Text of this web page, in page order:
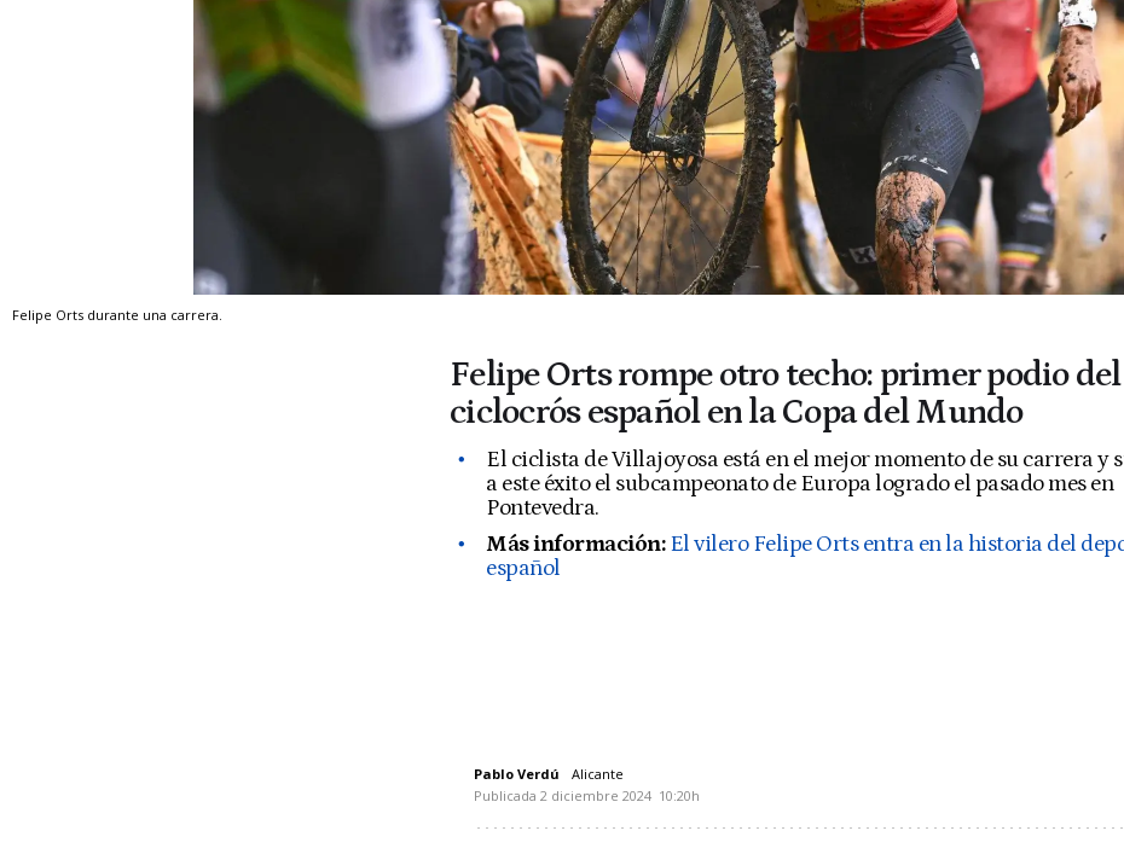
Felipe Orts durante una carrera.
Felipe Orts rompe otro techo: primer podio del
ciclocrós español en la Copa del Mundo
El ciclista de Villajoyosa está en el mejor momento de su carrera y
a este éxito el subcampeonato de Europa logrado el pasado mes en
Pontevedra.
Más información: El vilero Felipe Orts entra en la historia del
español
Pablo Verdú
Alicante
Publicada 2 diciembre 2024 10:20h